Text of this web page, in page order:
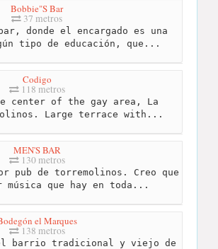
Bobbie"S Bar
37 metros
donde el encargado es una
tipo de educación, que...
Codigo
118 metros
center of the gay area, La
Large terrace with...
MEN'S BAR
130 metros
pub de torremolinos. Creo que
música que hay en toda...
el Marques
138 metros
barrio tradicional y viejo de